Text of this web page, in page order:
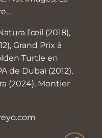
l’œil (2018),
Grand Prix à
Turtle en
de Dubaï (2012),
(2024), Montier